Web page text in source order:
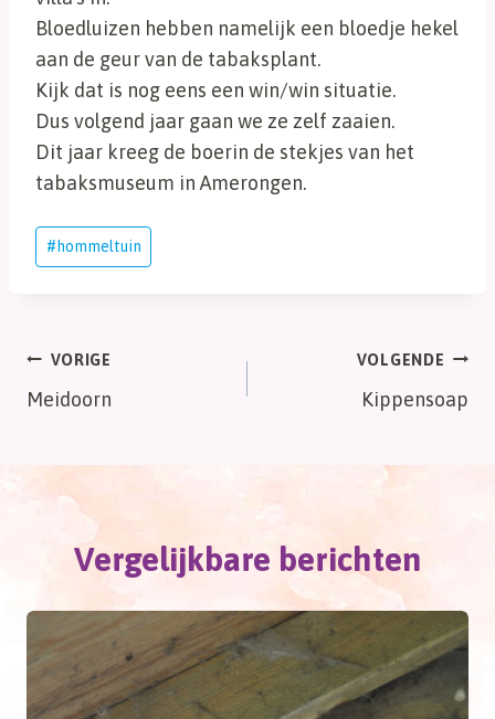
Bloedluizen hebben namelijk een bloedje hekel
aan de geur van de tabaksplant.
Kijk dat is nog eens een win/win situatie.
Dus volgend jaar gaan we ze zelf zaaien.
Dit jaar kreeg de boerin de stekjes van het
tabaksmuseum in Amerongen.
Bericht
tags:
# hommeltuin
Bericht
navigatie
VORIGE
Meidoorn
VOLGENDE
Kippensoap
Vergelijkbare berichten